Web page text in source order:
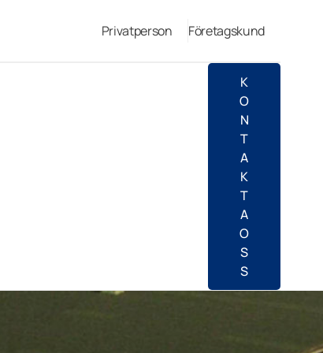
Privatperson Företagskund
K
O
N
T
A
K
T
A
O
S
S